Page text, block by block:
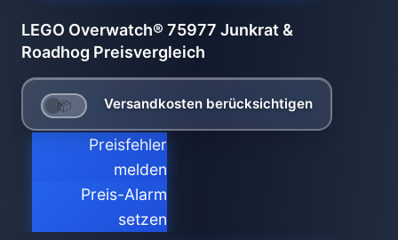
LEGO Overwatch® 75977 Junkrat &
Roadhog Preisvergleich
Versandkosten berücksichtigen
Preisfehler
melden
Preis-Alarm
setzen